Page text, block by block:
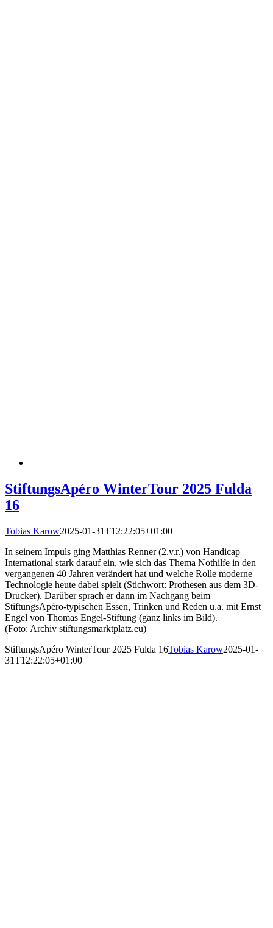
StiftungsApéro WinterTour 2025 Fulda
16
Tobias Karow2025-01-31T12:22:05+01:00
In seinem Impuls ging Matthias Renner (2.v.r.) von Handicap
International stark darauf ein, wie sich das Thema Nothilfe in den
vergangenen 40 Jahren verändert hat und welche Rolle moderne
Technologie heute dabei spielt (Stichwort: Prothesen aus dem 3D-
Drucker). Darüber sprach er dann im Nachgang beim
StiftungsApéro-typischen Essen, Trinken und Reden u.a. mit Ernst
Engel von Thomas Engel-Stiftung (ganz links im Bild).
(Foto: Archiv stiftungsmarktplatz.eu)
StiftungsApéro WinterTour 2025 Fulda 16Tobias Karow2025-01-
31T12:22:05+01:00